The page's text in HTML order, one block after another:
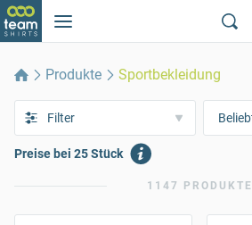
Produkte Sportbekleidung
Filter
Preise bei 25 Stück
1147 PRODUKTE